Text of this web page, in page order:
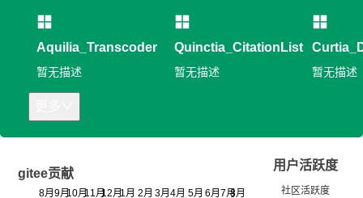
Aquilia_Transcoder
暂无描述
Quinctia_CitationListMaker
暂无描述 暂无描述
gitee贡献
用户活跃度